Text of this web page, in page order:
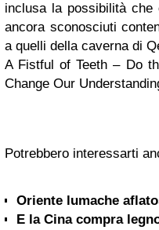
inclusa la possibilità
ancora sconosciuti
a quelli della caverna di
A Fistful of Teeth – Do
Change Our
Potrebbero interessarti
Oriente lumache
E la Cina compra